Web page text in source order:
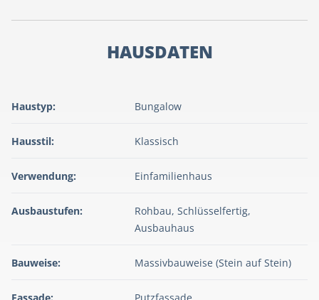
HAUSDATEN
Haustyp: Bungalow
Hausstil: Klassisch
Verwendung: Einfamilienhaus
Ausbaustufen:
Rohbau, Schlüsselfertig,
Ausbauhaus
Bauweise: Massivbauweise (Stein auf Stein)